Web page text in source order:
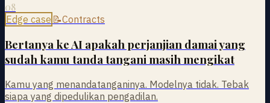
08
Edge case 📝Contracts
Bertanya ke AI apakah perjanjian damai yang
sudah kamu tanda tangani masih mengikat
Kamu yang menandatanganinya. Modelnya tidak. Tebak
siapa yang dipedulikan pengadilan.